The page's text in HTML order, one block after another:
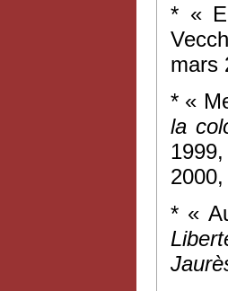
* «
mars
* «
la
2000,
* «